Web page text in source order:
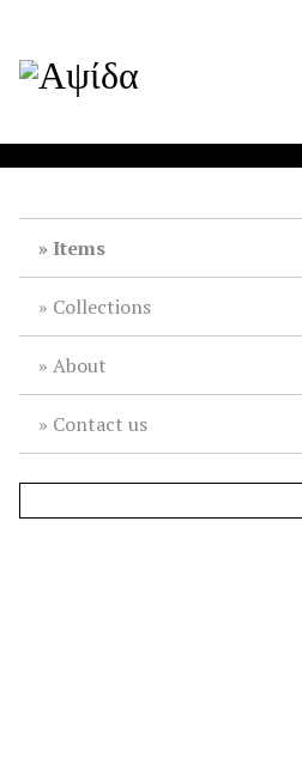
Items
Collections
About
Contact us